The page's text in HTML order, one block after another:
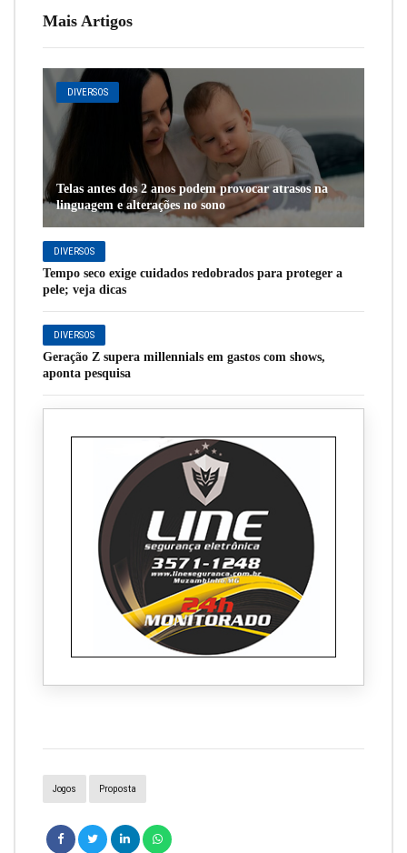
Mais Artigos
DIVERSOS
Telas antes dos 2 anos podem provocar atrasos na
linguagem e alterações no sono
DIVERSOS
Tempo seco exige cuidados redobrados para proteger a
pele; veja dicas
DIVERSOS
Geração Z supera millennials em gastos com shows,
aponta pesquisa
Jogos Proposta